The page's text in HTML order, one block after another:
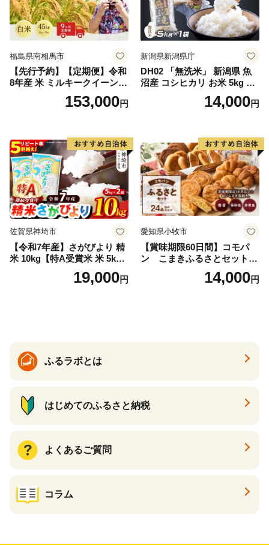
福島県南相馬市
【先行予約】【定期便】令和
8年産 米 ミルキークイーン
白米 45kg (5kg×9回) | ミルキ
ークイーン 米5kg 福島 福島
福島県 南相馬市 cu006-ae
153,000円
新潟県新潟県庁
DH02 「無洗米」 新潟県 魚
沼産 コシヒカリ お米 5kg こ
しひかり 精米 米（お米の美
味しい炊き方ガイド付き）
14,000円
佐賀県神埼市
【令和7年産】さがびより 精
米 10kg【特A受賞米 米 5kg×
2袋 お米 コメ こめ 国産 美味
しい ブランド米 人気 ランキ
19,000円
愛知県小牧市
【賞味期限60日間】コモパ
ン こまきふるさとセット
（24個入り）／災害用備蓄
保存食 非常食 防災グッズに
14,000円
ふるラボとは
はじめてのふるさと納税
よくあるご質問
コラム